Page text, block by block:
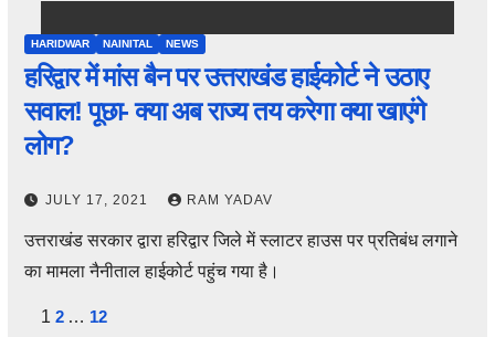
HARIDWAR NAINITAL NEWS
हरिद्वार में मांस बैन पर उत्तराखंड हाईकोर्ट ने उठाए
सवाल! पूछा- क्या अब राज्य तय करेगा क्या खाएंगे
लोग?
JULY 17, 2021 RAM YADAV
उत्तराखंड सरकार द्वारा हरिद्वार जिले में स्लाटर हाउस पर प्रतिबंध लगाने
का मामला नैनीताल हाईकोर्ट पहुंच गया है।
Posts
1 2 … 12